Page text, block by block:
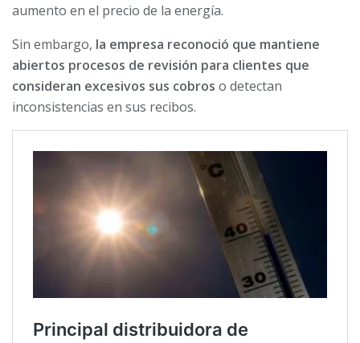
aumento en el precio de la energía.
Sin embargo, la empresa reconoció que mantiene
abiertos procesos de revisión para clientes que
consideran excesivos sus cobros o detectan
inconsistencias en sus recibos.